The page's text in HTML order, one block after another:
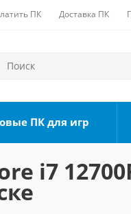
ПК Доставка ПК
ПК для игр
i7